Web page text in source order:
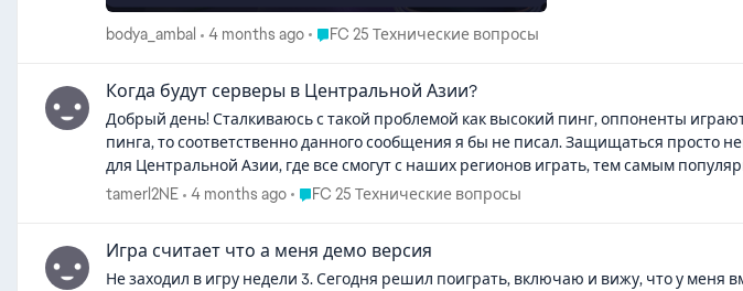
bodya_ambal 4 months ago Place FC 25 Технические вопросы
FC 25 Технические вопросы
Когда будут серверы в Центральной Азии?
Добрый день! Сталкиваюсь с такой проблемой как высокий пинг, оппоненты
пинга, то соответственно данного сообщения я бы не писал. Защищаться просто
для Центральной Азии, где все смогут с наших регионов играть, тем самым
версии игры.
tamerl2NE 4 months ago Place FC 25 Технические вопросы
FC 25 Технические вопросы
Игра считает что а меня демо версия
Не заходил в игру недели 3. Сегодня решил поиграть, включаю и вижу, что у меня